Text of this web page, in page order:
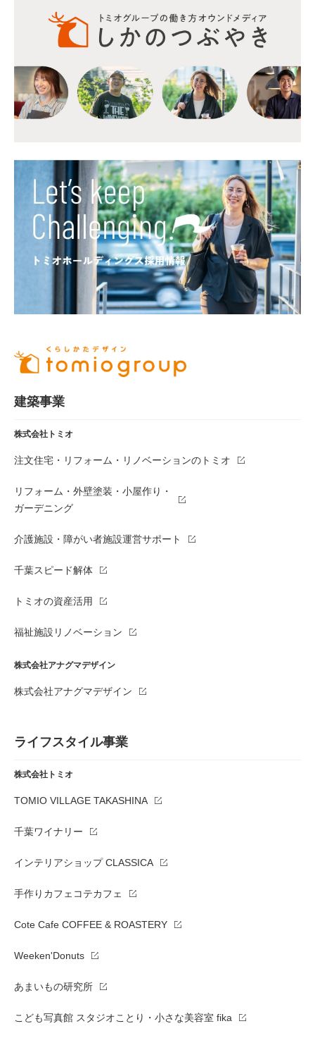
建築事業
株式会社トミオ
注文住宅・リフォーム・リノベーションのトミオ
リフォーム・外壁塗装・小屋作り・
ガーデニング
介護施設・障がい者施設運営サポート
千葉スピード解体
トミオの資産活用
福祉施設リノベーション
株式会社アナグマデザイン
株式会社アナグマデザイン
ライフスタイル事業
株式会社トミオ
TOMIO VILLAGE TAKASHINA
千葉ワイナリー
インテリアショップ CLASSICA
手作りカフェコテカフェ
Cote Cafe COFFEE & ROASTERY
Weeken'Donuts
あまいもの研究所
こども写真館 スタジオことり・小さな美容室 fika